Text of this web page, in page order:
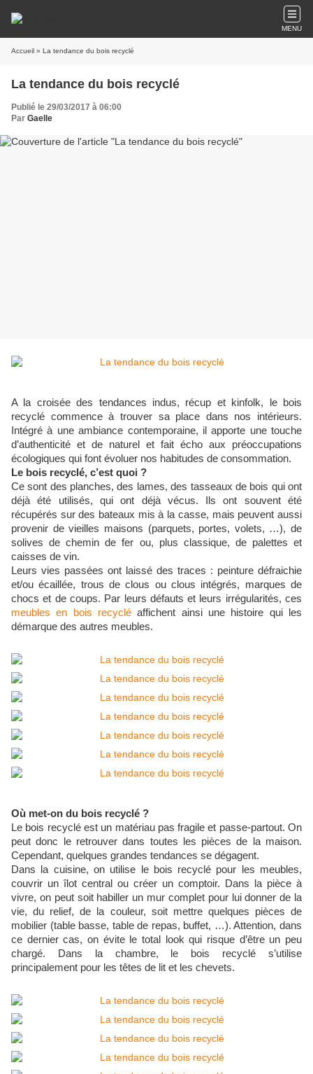
MENU
Accueil » La tendance du bois recyclé
La tendance du bois recyclé
Publié le 29/03/2017 à 06:00
Par Gaelle
A la croisée des tendances indus, récup et kinfolk, le bois
recyclé commence à trouver sa place dans nos intérieurs.
Intégré à une ambiance contemporaine, il apporte une touche
d’authenticité et de naturel et fait écho aux préoccupations
écologiques qui font évoluer nos habitudes de consommation.
Le bois recyclé, c’est quoi ?
Ce sont des planches, des lames, des tasseaux de bois qui ont
déjà été utilisés, qui ont déjà vécus. Ils ont souvent été
récupérés sur des bateaux mis à la casse, mais peuvent aussi
provenir de vieilles maisons (parquets, portes, volets, …), de
solives de chemin de fer ou, plus classique, de palettes et
caisses de vin.
Leurs vies passées ont laissé des traces : peinture défraichie
et/ou écaillée, trous de clous ou clous intégrés, marques de
chocs et de coups. Par leurs défauts et leurs irrégularités, ces
meubles en bois recyclé affichent ainsi une histoire qui les
démarque des autres meubles.
Où met-on du bois recyclé ?
Le bois recyclé est un matériau pas fragile et passe-partout. On
peut donc le retrouver dans toutes les pièces de la maison.
Cependant, quelques grandes tendances se dégagent.
Dans la cuisine, on utilise le bois recyclé pour les meubles,
couvrir un îlot central ou créer un comptoir. Dans la pièce à
vivre, on peut soit habiller un mur complet pour lui donner de la
vie, du relief, de la couleur, soit mettre quelques pièces de
mobilier (table basse, table de repas, buffet, …). Attention, dans
ce dernier cas, on évite le total look qui risque d’être un peu
chargé. Dans la chambre, le bois recyclé s’utilise
principalement pour les têtes de lit et les chevets.